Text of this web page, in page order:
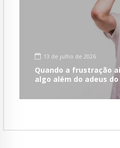
13 de julho de 2026
Quando a frustração
algo além do adeus do